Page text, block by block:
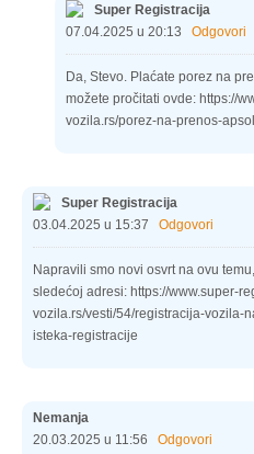
Super Registracija
07.04.2025 u 20:13 Odgovori
Da, Stevo. Plaćate porez na
možete pročitati ovde: https://
vozila.rs/porez-na-prenos-
Super Registracija
03.04.2025 u 15:37 Odgovori
Napravili smo novi osvrt na ovu
sledećoj adresi: https://www.super-
vozila.rs/vesti/54/registracija-vozila-
isteka-registracije
Nemanja
20.03.2025 u 11:56 Odgovori